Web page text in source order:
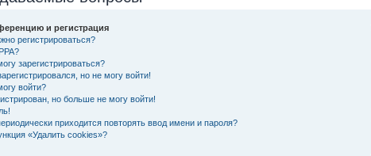
и регистрация
регистрироваться?
зарегистрироваться?
но не могу войти!
войти?
но больше не могу войти!
приходится повторять ввод имени и пароля?
«Удалить cookies»?